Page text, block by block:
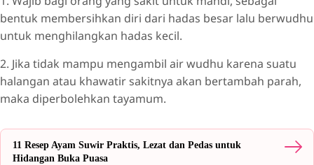
bentuk membersihkan diri dari hadas besar lalu berwudhu
untuk menghilangkan hadas kecil.
2. Jika tidak mampu mengambil air wudhu karena suatu
halangan atau khawatir sakitnya akan bertambah parah,
maka diperbolehkan tayamum.
11 Resep Ayam Suwir Praktis, Lezat dan Pedas untuk
Hidangan Buka Puasa